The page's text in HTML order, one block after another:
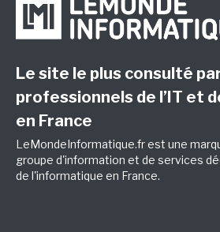
Le site le plus consulté
professionnels de l’IT et
en France
LeMondeInformatique.fr est une
groupe d'information et de services
de l'informatique en France.